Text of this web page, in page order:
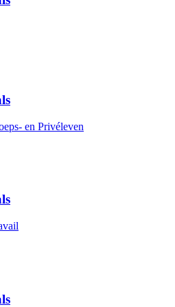
en Privéleven